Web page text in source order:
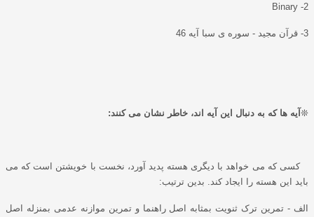
2- Binary
3- قرآن مجید - سوره ی سبا آیه 46
❊ آیه ها که به دنبال این آیه اند، خاطر نشان می کنند:
کسی که می خواهد با دیگری هسته پدید آورد، نخست با خویشتن است که می
باید این هسته را ایجاد کند. بدین ترتیب:
الف - تمرین ترک ثنویت بمثابه اصل راهنما و تمرین موازنه عدمی بمنزله اصل